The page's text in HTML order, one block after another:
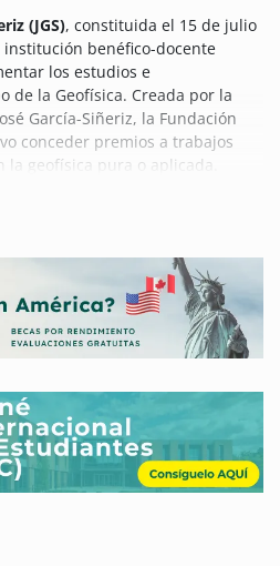
(JGS), constituida el 15 de julio
benéfico-docente
los estudios e
de la Geofísica. Creada por la
García-Siñeriz, la Fundación
conceder premios a trabajos
geofísica pura o aplicada.
la Fundación J. García
ofreciendo los Premios de
de Ingenieros y
otorgan a trabajos de
ingenieros, licenciados o
asignaturas de geofísica durante
científica.
Siñeriz son una de las
contribuyendo a la
la comunidad científica. Este